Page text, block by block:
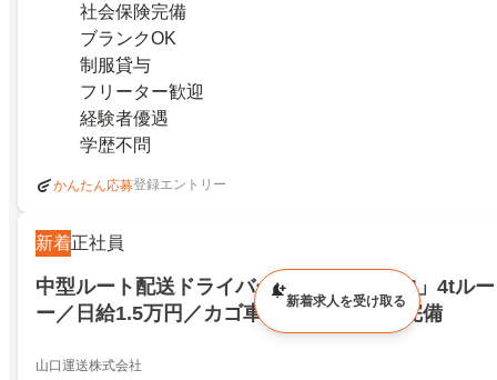
社会保険完備
ブランクOK
制服貸与
フリーター歓迎
経験者優遇
学歴不問
かんたん応募登録エントリー
新着正社員
中型ルート配送ドライバー／「50代活躍中」4tル
ー／日給1.5万円／カゴ車・パワーゲート完備
山口運送株式会社
新着求人を受け取る